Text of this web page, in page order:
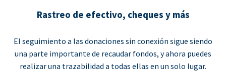
Rastreo de efectivo, cheques y más
El seguimiento a las donaciones sin conexión sigue siendo
una parte importante de recaudar fondos, y ahora puedes
realizar una trazabilidad a todas ellas en un solo lugar.